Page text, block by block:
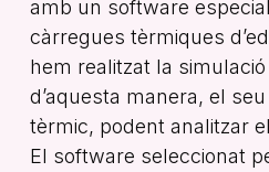
amb un software
càrregues tèrmiques
hem realitzat la
d’aquesta manera, el
tèrmic, podent analitzar
El software seleccionat